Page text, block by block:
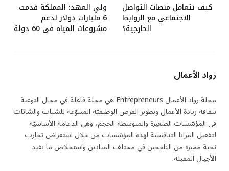
كيف تتعامل منصات التواصل
الاجتماعي مع الروابط
الخارجية؟
ولي العهد: المملكة قدمت
6 مليارات دولار لدعم
مشروعات المياه في 60 دولة
رواد الأعمال
مجلة رواد الأعمال Entrepreneurs هي مجلة فاعلة في مجال التوعية
بثقافة ريادة الأعمال وتطوير الفرص الوظيفيّة المتنوّعة للشباب والشابّات
في المؤسّسات الصغيرة والمتوسطة الحجم، وهي الدعامة الأساسيّة
لتفعيل المزايا التنافسية لهذه المؤسّسات من خلال استعراض تجارب
نخبة مميزة من الناجحين في مختلف الميادين واستخلاص ما يفيد
الأجيال المقبلة.